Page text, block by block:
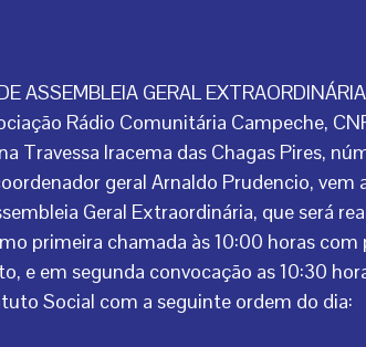
ASSEMBLEIA GERAL EXTRAORDINÁRIA
Rádio Comunitária Campeche,
Travessa Iracema das Chagas Pires,
geral Arnaldo Prudencio,
Geral Extraordinária, que será
primeira chamada às 10:00 horas
e em segunda convocação as 10:30
Social com a seguinte ordem do dia: